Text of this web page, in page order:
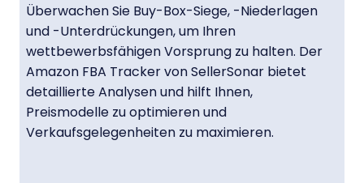
Überwachen Sie Buy-Box-Siege, -Niederlagen
und -Unterdrückungen, um Ihren
wettbewerbsfähigen Vorsprung zu halten. Der
Amazon FBA Tracker von SellerSonar bietet
detaillierte Analysen und hilft Ihnen,
Preismodelle zu optimieren und
Verkaufsgelegenheiten zu maximieren.